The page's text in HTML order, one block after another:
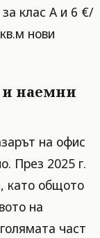
клас A и 6 €/
нови
и наемни
на офис
През 2025 г.
като общото
на
част